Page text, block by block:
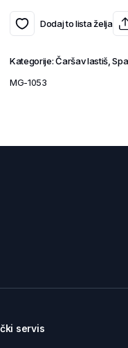
Dodaj to lista želja
Kategorije:Čaršav lastiš ,
MG-1053
servis